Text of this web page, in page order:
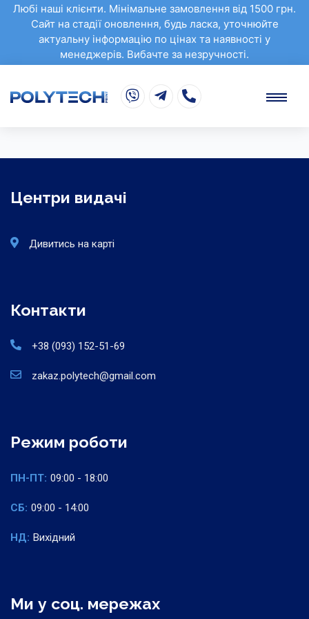
Любі наші клієнти. Мінімальне замовлення від 1500 грн.
Сайт на стадії оновлення, будь ласка, уточнюйте
актуальну інформацію по цінах та наявності у
менеджерів. Вибачте за незручності.
Центри видачі
Дивитись на карті
Контакти
+38 (093) 152-51-69
zakaz.polytech@gmail.com
Режим роботи
ПН-ПТ: 09:00 - 18:00
СБ: 09:00 - 14:00
НД: Вихідний
Ми у соц. мережах